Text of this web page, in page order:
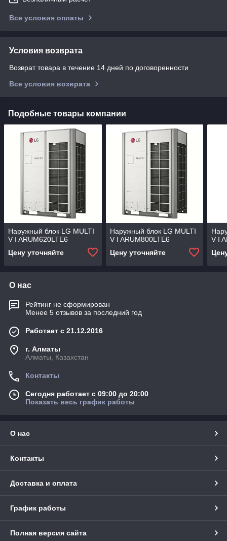
Все условия оплаты
Условия возврата
Возврат товара в течение 14 дней по договоренности
Все условия возврата
Подобные товары компании
Наружный блок LG MULTI
V I ARUM620LTE6
Цену уточняйте
Наружный блок LG MULTI
V I ARUM800LTE6
Цену уточняйте
V I
О нас
Рейтинг не сформирован
Менее 5 отзывов за последний год
Работает с 21.12.2016
г. Алматы
Алматы, Казахстан
Контакты
Сегодня работает с 09:00 до 20:00
Показать весь график работы
О нас
Контакты
Доставка и оплата
График работы
Полная версия сайта